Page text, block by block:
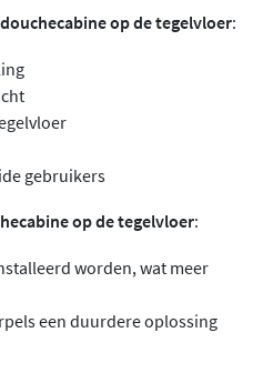
op de tegelvloer:
gebruikers
op de tegelvloer:
worden, wat meer
een duurdere oplossing